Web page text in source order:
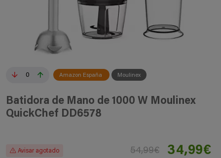
0 Amazon España Moulinex
Batidora de Mano de 1000 W Moulinex
QuickChef DD6578
Avisar agotado 54,99€ 34,99€